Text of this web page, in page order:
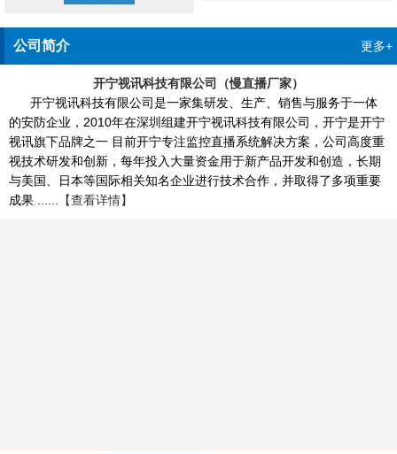
公司简介 更多+
开宁视讯科技有限公司（慢直播厂家）
开宁视讯科技有限公司是一家集研发、生产、销售与服务于一体
的安防企业，2010年在深圳组建开宁视讯科技有限公司，开宁是开宁
视讯旗下品牌之一 目前开宁专注监控直播系统解决方案，公司高度重
视技术研发和创新，每年投入大量资金用于新产品开发和创造，长期
与美国、日本等国际相关知名企业进行技术合作，并取得了多项重要
成果 ......
【查看详情】